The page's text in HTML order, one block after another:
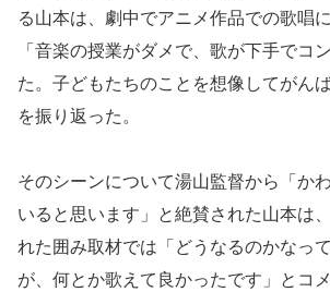
る山本は、劇中でアニメ作品での歌唱
「音楽の授業がダメで、歌が下手でコ
た。子どもたちのことを想像してがん
を振り返った。
そのシーンについて湯山監督から「か
いると思います」と絶賛された山本は
れた囲み取材では「どうなるのかなっ
が、何とか歌えて良かったです」とコ